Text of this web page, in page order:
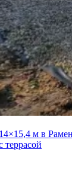
м в
террасой